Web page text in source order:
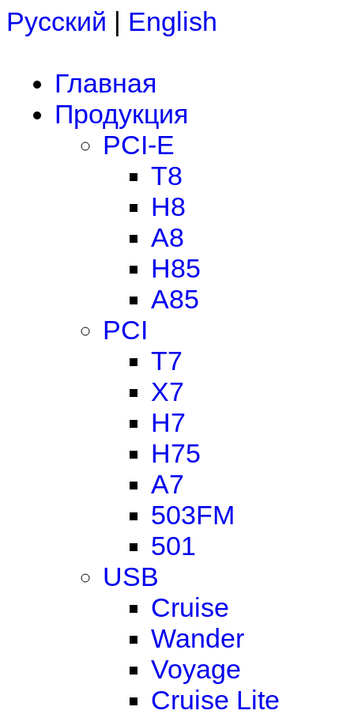
Русский | English
Главная
Продукция
PCI-E
T8
H8
A8
H85
A85
PCI
T7
X7
H7
H75
A7
503FM
501
USB
Cruise
Wander
Voyage
Cruise Lite